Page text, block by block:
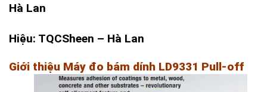
Hà Lan
Hiệu: TQCSheen – Hà Lan
Giới thiệu Máy đo bám dính LD9331 Pull-off